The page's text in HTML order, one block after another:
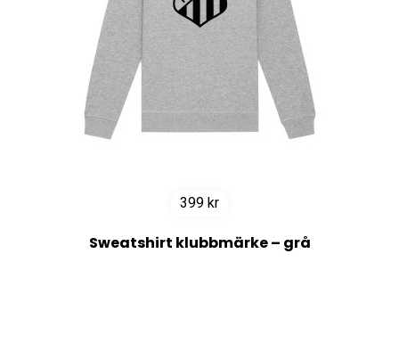
399 kr
Sweatshirt klubbmärke – grå